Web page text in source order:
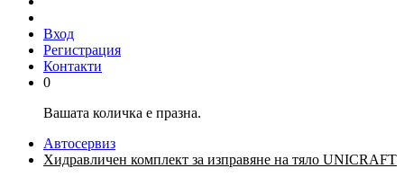
Вход
Регистрация
Контакти
0
Вашата количка е празна.
Автосервиз
Хидравличен комплект за изправяне на тяло UNICRAFT